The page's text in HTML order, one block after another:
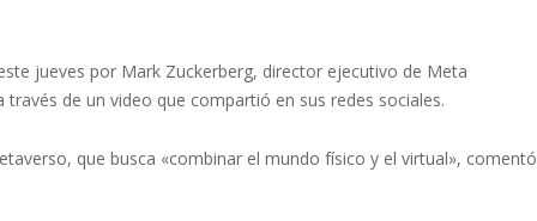
jueves por Mark Zuckerberg, director ejecutivo de Meta
de un video que compartió en sus redes sociales.
que busca «combinar el mundo físico y el virtual», comentó